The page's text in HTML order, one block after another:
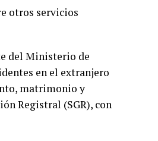
otros servicios
del Ministerio de
en el extranjero
matrimonio y
Registral (SGR), con